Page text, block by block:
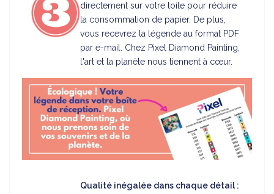
directement sur votre toile pour réduire
la consommation de papier. De plus,
vous recevrez la légende au format PDF
par e-mail. Chez Pixel Diamond Painting,
l'art et la planète nous tiennent à cœur.
Qualité inégalée dans chaque détail :